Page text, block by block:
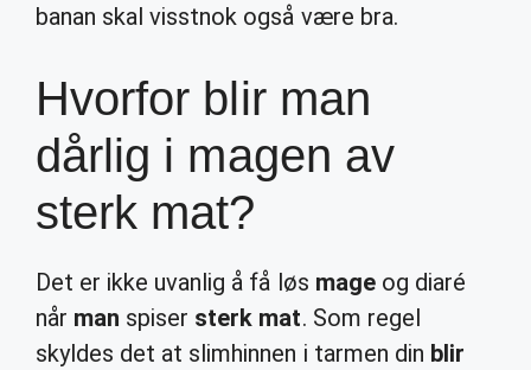
banan skal visstnok også være bra.
Hvorfor blir man
dårlig i magen av
sterk mat?
Det er ikke uvanlig å få løs mageog diaré
når man spiser sterk mat. Som regel
skyldes det at slimhinnen i tarmen din blir